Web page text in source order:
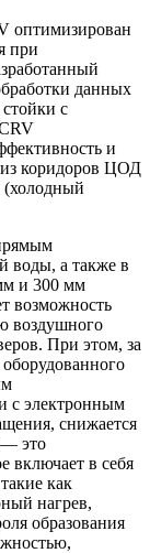
оптимизирован
при
данных
с
и
из коридоров ЦОД
(холодный
воды, а также в
и 300 мм
возможность
воздушного
При этом, за
с электронным
снижается
— это
включает в себя
как
нагрев,
образования